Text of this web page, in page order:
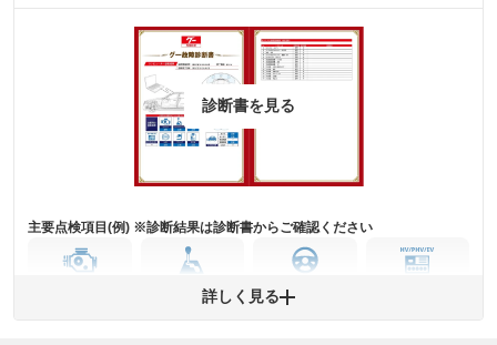
主要機関に不具合はありません。
詳細は鑑定書をご確認ください。
※グー鑑定は保証サービスではございません。購入時は必ず現車をご確認
および表示項目が異なる場合がございます。
す。車両情報等の詳細は各販売店へお問い合わせ下さい。
診断書を見る
主要点検項目(例) ※診断結果は診断書からご確認ください
ミッション
ステアリング
詳しく見る